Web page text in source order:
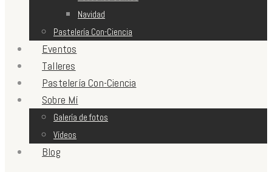
Navidad
Pastelería Con-Ciencia
Eventos
Talleres
Pastelería Con-Ciencia
Sobre Mí
Galería de fotos
Vídeos
Blog